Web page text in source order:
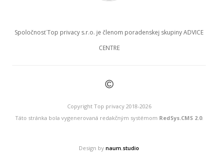
Spoločnosť Top privacy s.r.o. je členom poradenskej skupiny ADVICE
CENTRE
©
Copyright Top privacy 2018-2026
Táto stránka bola vygenerovaná redakčným systémom RedSys.CMS 2.0.
Design by naum.studio